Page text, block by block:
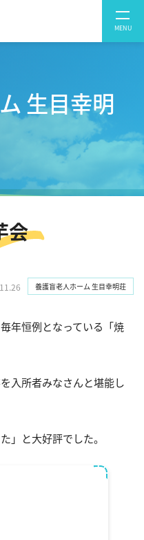
MENU
⽣⽬幸明
会
養護盲⽼⼈ホーム ⽣⽬幸明荘
年恒例となっている「焼
入所者みなさんと堪能し
」と大好評でした。